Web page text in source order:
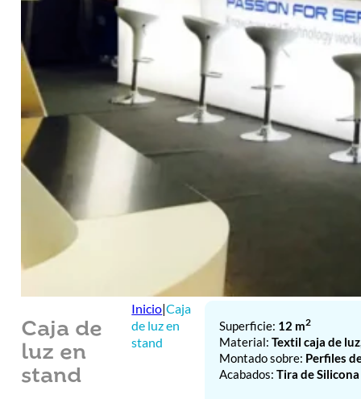
Caja de
luz en
stand
Inicio|Caja
de luz en
stand
Superficie: 12 m2
Material:Textil caja de
Montado sobre: Perfiles
Acabados:Tira de Silicona